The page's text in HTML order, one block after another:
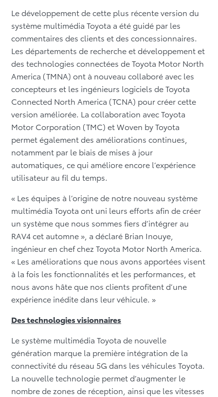
Le développement de cette plus récente version du
système multimédia Toyota a été guidé par les
commentaires des clients et des concessionnaires.
Les départements de recherche et développement et
des technologies connectées de Toyota Motor North
America (TMNA) ont à nouveau collaboré avec les
concepteurs et les ingénieurs logiciels de Toyota
Connected North America (TCNA) pour créer cette
version améliorée. La collaboration avec Toyota
Motor Corporation (TMC) et Woven by Toyota
permet également des améliorations continues,
notamment par le biais de mises à jour
automatiques, ce qui améliore encore l’expérience
utilisateur au fil du temps.
« Les équipes à l’origine de notre nouveau système
multimédia Toyota ont uni leurs efforts afin de créer
un système que nous sommes fiers d’intégrer au
RAV4 cet automne », a déclaré Brian Inouye,
ingénieur en chef chez Toyota Motor North America.
« Les améliorations que nous avons apportées visent
à la fois les fonctionnalités et les performances, et
nous avons hâte que nos clients profitent d’une
expérience inédite dans leur véhicule. »
Des technologies visionnaires
Le système multimédia Toyota de nouvelle
génération marque la première intégration de la
connectivité du réseau 5G dans les véhicules Toyota.
La nouvelle technologie permet d’augmenter le
nombre de zones de réception, ainsi que les vitesses